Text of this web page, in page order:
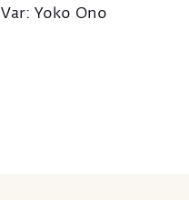
Var: Yoko Ono